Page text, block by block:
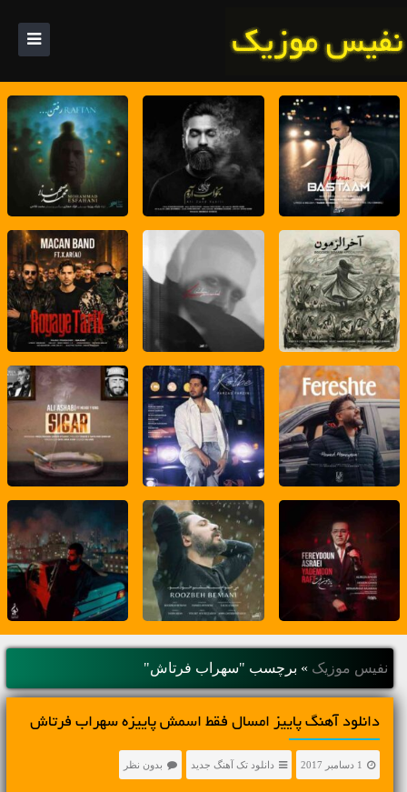
نفیس موزیک » برچسب "سهراب فرتاش"
دانلود آهنگ پاییز امسال فقط اسمش پاییزه سهراب فرتاش
1 دسامبر 2017 دانلود تک آهنگ جدید بدون نظر